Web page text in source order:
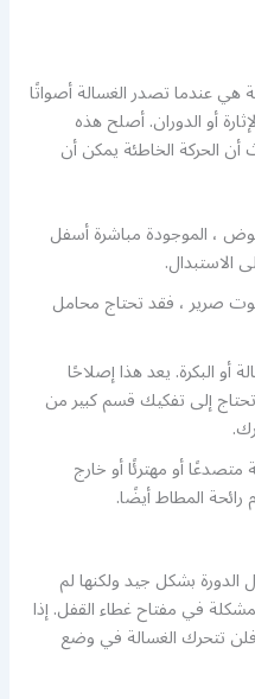
هي عندما تصدر الغسالة أصواتًا
أو الدوران. أصلح هذه
الحركة الخاطئة يمكن أن
، الموجودة مباشرة أسفل
الاستبدال.
صرير ، فقد تحتاج محامل
أو البكرة. يعد هذا إصلاحًا
إلى تفكيك قسم كبير من
أو مهترئًا أو خارج
رائحة المطاط أيضًا.
الدورة بشكل جيد ولكنها لم
في مفتاح غطاء القفل. إذا
تتحرك الغسالة في وضع